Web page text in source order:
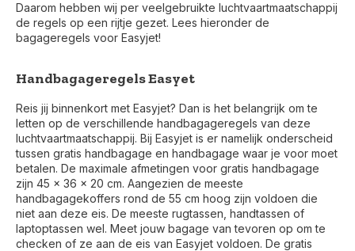
Daarom hebben wij per veelgebruikte luchtvaartmaatschappij
de regels op een rijtje gezet. Lees hieronder de
bagageregels voor Easyjet!
Handbagageregels Easyet
Reis jij binnenkort met Easyjet? Dan is het belangrijk om te
letten op de verschillende handbagageregels van deze
luchtvaartmaatschappij. Bij Easyjet is er namelijk onderscheid
tussen gratis handbagage en handbagage waar je voor moet
betalen. De maximale afmetingen voor gratis handbagage
zijn 45 x 36 x 20 cm. Aangezien de meeste
handbagagekoffers rond de 55 cm hoog zijn voldoen die
niet aan deze eis. De meeste rugtassen, handtassen of
laptoptassen wel. Meet jouw bagage van tevoren op om te
checken of ze aan de eis van Easyjet voldoen. De gratis